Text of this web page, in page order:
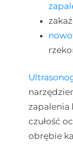
zapalenia
czułość
obrębie